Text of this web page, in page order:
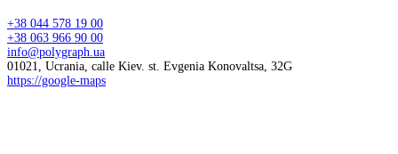
+38 044 578 19 00
+38 063 966 90 00
info@polygraph.ua
01021, Ucrania, calle Kiev. st. Evgenia Konovaltsa, 32G
https://google-maps